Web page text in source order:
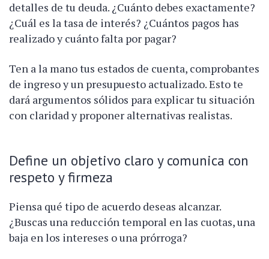
detalles de tu deuda. ¿Cuánto debes exactamente?
¿Cuál es la tasa de interés? ¿Cuántos pagos has
realizado y cuánto falta por pagar?
Ten a la mano tus estados de cuenta, comprobantes
de ingreso y un presupuesto actualizado. Esto te
dará argumentos sólidos para explicar tu situación
con claridad y proponer alternativas realistas.
Define un objetivo claro y comunica con
respeto y firmeza
Piensa qué tipo de acuerdo deseas alcanzar.
¿Buscas una reducción temporal en las cuotas, una
baja en los intereses o una prórroga?